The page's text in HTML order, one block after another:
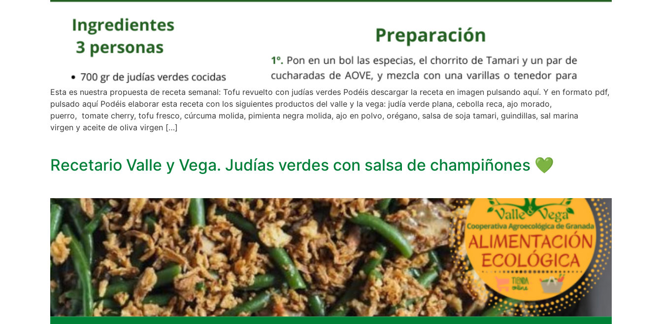
Esta es nuestra propuesta de receta semanal: Tofu revuelto con judías verdes Podéis descargar la receta en imagen pulsando aquí. Y en formato pdf,
pulsado aquí Podéis elaborar esta receta con los siguientes productos del valle y la vega: judía verde plana, cebolla reca, ajo morado,
puerro, tomate cherry, tofu fresco, cúrcuma molida, pimienta negra molida, ajo en polvo, orégano, salsa de soja tamari, guindillas, sal marina
virgen y aceite de oliva virgen […]
Recetario Valle y Vega. Judías verdes con salsa de champiñones 💚